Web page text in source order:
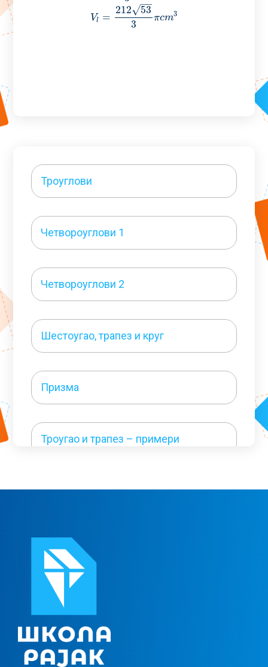
Троуглови
Четвороуглови 1
Четвороуглови 2
Шестоугао, трапез и круг
Призма
Троугао и трапез – примери
Четвороуглови – примери 1
Четвороуглови – примери 2
Круг – примери
Призма 1
Vl =
212 53
−−
√
3
πcm3